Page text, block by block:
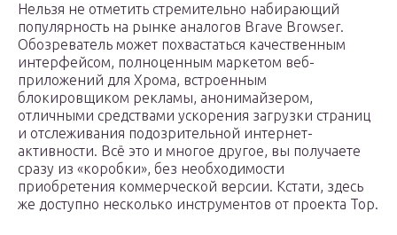
Нельзя не отметить стремительно набирающий
популярность на рынке аналогов Brave Browser.
Обозреватель может похвастаться качественным
интерфейсом, полноценным маркетом веб-
приложений для Хрома, встроенным
блокировщиком рекламы, анонимайзером,
отличными средствами ускорения загрузки страниц
и отслеживания подозрительной интернет-
активности. Всё это и многое другое, вы получаете
сразу из «коробки», без необходимости
приобретения коммерческой версии. Кстати, здесь
же доступно несколько инструментов от проекта Тор.